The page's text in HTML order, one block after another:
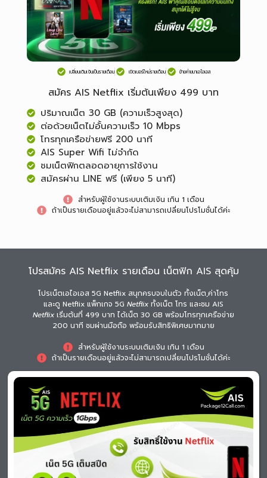
เปลี่ยนเติมเงินเป็นรายเดือน เปิดเบอร์ใหม่รายเดือน ย้ายค่ายมาเอไอเอส
สมัคร AIS Netflix เริ่มต้นเพียง 499 บาท
ปริมาณเน็ต 30 GB (ความเร็วสูงสุด)
ต่อด้วยเน็ตไม่อั้นความเร็ว 10 Mbps
โทรทุกเครือข่ายฟรี 200 นาที
AIS Super Wifi ไม่จำกัด
ชมเน็ตฟิกตลอดอายุการใช้งาน
สมัครผ่าน LINE ฟรี (เพียง 5 นาที)
สำหรับผู้ใช้งานระบบเติมเงิน เกิน 1 เดือน
ถ้าเป็นรายเดือนอยู่แล้วจะไม่สามารถเปลี่ยนโปรโมชั่นได้ค่ะ
โปรสมัคร AIS Netflix รายเดือน เน็ตฟิก AIS สุดคุ้ม
โปรเน็ตเอไอเอส 5G Netflix สนุกครบจบในตัว ทั้งเน็ต,ค่าโทร
และดู Netflix แพ็กเกจ 5G Netflixทั้งเน็ต โทร และชม AIS
Netflixเริ่มต้นที่ 499 บาท ได้เน็ต 30 GB พร้อมโทรทุกเครือข่าย
200 นาที ชมผ่านมือถือ พร้อมรับสิทธิพิเศษมากมาย
สำหรับผู้ใช้งานระบบเติมเงิน เกิน 1 เดือน
ถ้าเป็นรายเดือนอยู่แล้วจะไม่สามารถเปลี่ยนโปรโมชั่นได้ค่ะ